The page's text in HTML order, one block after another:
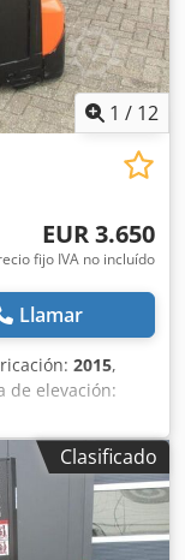
1 / 12
EUR 3.650
fijo IVA no incluído
Llamar
2015,
de elevación:
mm, altura total:
Capacidad de
24V 2PzB 180Ah,
elevación
2.000 kg,
Clasificado